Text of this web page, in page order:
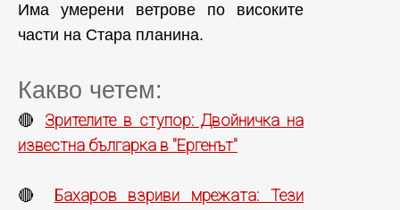
Има умерени ветрове по високите
части на Стара планина.
Какво четем:
🔴 Зрителите в ступор: Двойничка на
известна българка в "Ергенът"
🔴
Бахаров взриви мрежата: Тези